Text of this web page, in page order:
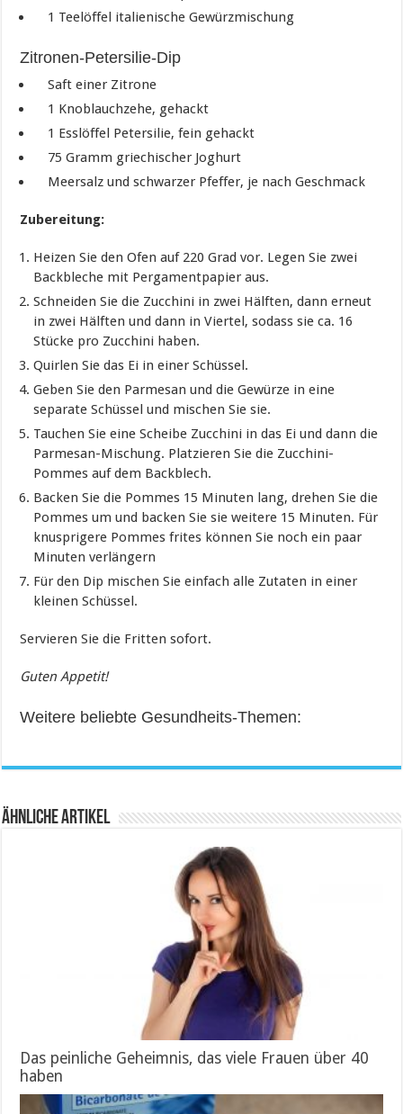
1 Teelöffel italienische Gewürzmischung
Zitronen-Petersilie-Dip
Saft einer Zitrone
1 Knoblauchzehe, gehackt
1 Esslöffel Petersilie, fein gehackt
75 Gramm griechischer Joghurt
Meersalz und schwarzer Pfeffer, je nach Geschmack
Zubereitung:
Heizen Sie den Ofen auf 220 Grad vor. Legen Sie zwei
Backbleche mit Pergamentpapier aus.
Schneiden Sie die Zucchini in zwei Hälften, dann erneut
in zwei Hälften und dann in Viertel, sodass sie ca. 16
Stücke pro Zucchini haben.
Quirlen Sie das Ei in einer Schüssel.
Geben Sie den Parmesan und die Gewürze in eine
separate Schüssel und mischen Sie sie.
Tauchen Sie eine Scheibe Zucchini in das Ei und dann die
Parmesan-Mischung. Platzieren Sie die Zucchini-
Pommes auf dem Backblech.
Backen Sie die Pommes 15 Minuten lang, drehen Sie die
Pommes um und backen Sie sie weitere 15 Minuten. Für
knusprigere Pommes frites können Sie noch ein paar
Minuten verlängern
Für den Dip mischen Sie einfach alle Zutaten in einer
kleinen Schüssel.
Servieren Sie die Fritten sofort.
Guten Appetit!
Weitere beliebte Gesundheits-Themen:
Ähnliche Artikel
Das peinliche Geheimnis, das viele Frauen über 40
haben